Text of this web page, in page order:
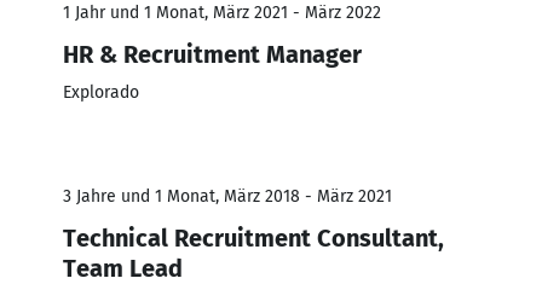
1 Jahr und 1 Monat, März 2021 - März 2022
HR & Recruitment Manager
Explorado
3 Jahre und 1 Monat, März 2018 - März 2021
Technical Recruitment Consultant,
Team Lead